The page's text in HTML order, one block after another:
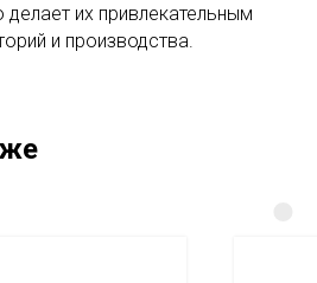
делает их привлекательным
и производства.